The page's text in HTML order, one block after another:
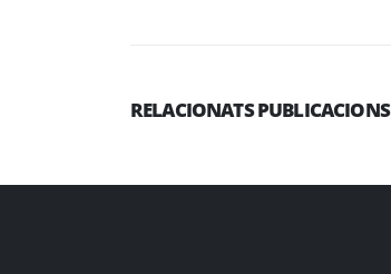
RELACIONATS PUBLICACIONS